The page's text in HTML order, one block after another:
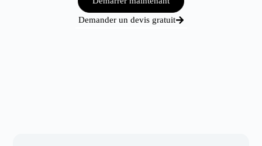
Demander un devis gratuit